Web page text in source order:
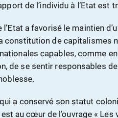
de l’individu à l’Etat est
a favorisé le maintien
constitution de capitalismes
capables, comme
de se sentir responsables de
a conservé son statut
au cœur de l’ouvrage « Les